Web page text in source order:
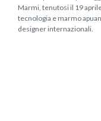
Marmi, tenutosi il 19
tecnologia e marmo
designer internazionali.